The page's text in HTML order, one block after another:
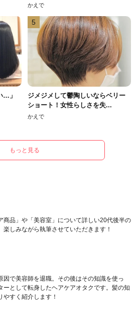
かえで
…」
5
ジメジメして鬱陶しいならベリー
ショート！女性らしさを失...
かえで
もっと見る
商品」や「美容室」について詳しい20代後半の
楽しみながら執筆させていただきます！
因で美容師を退職。その後はその知識を使っ
ーとして転身したヘアケアオタクです。髪の知
やすく紹介します！